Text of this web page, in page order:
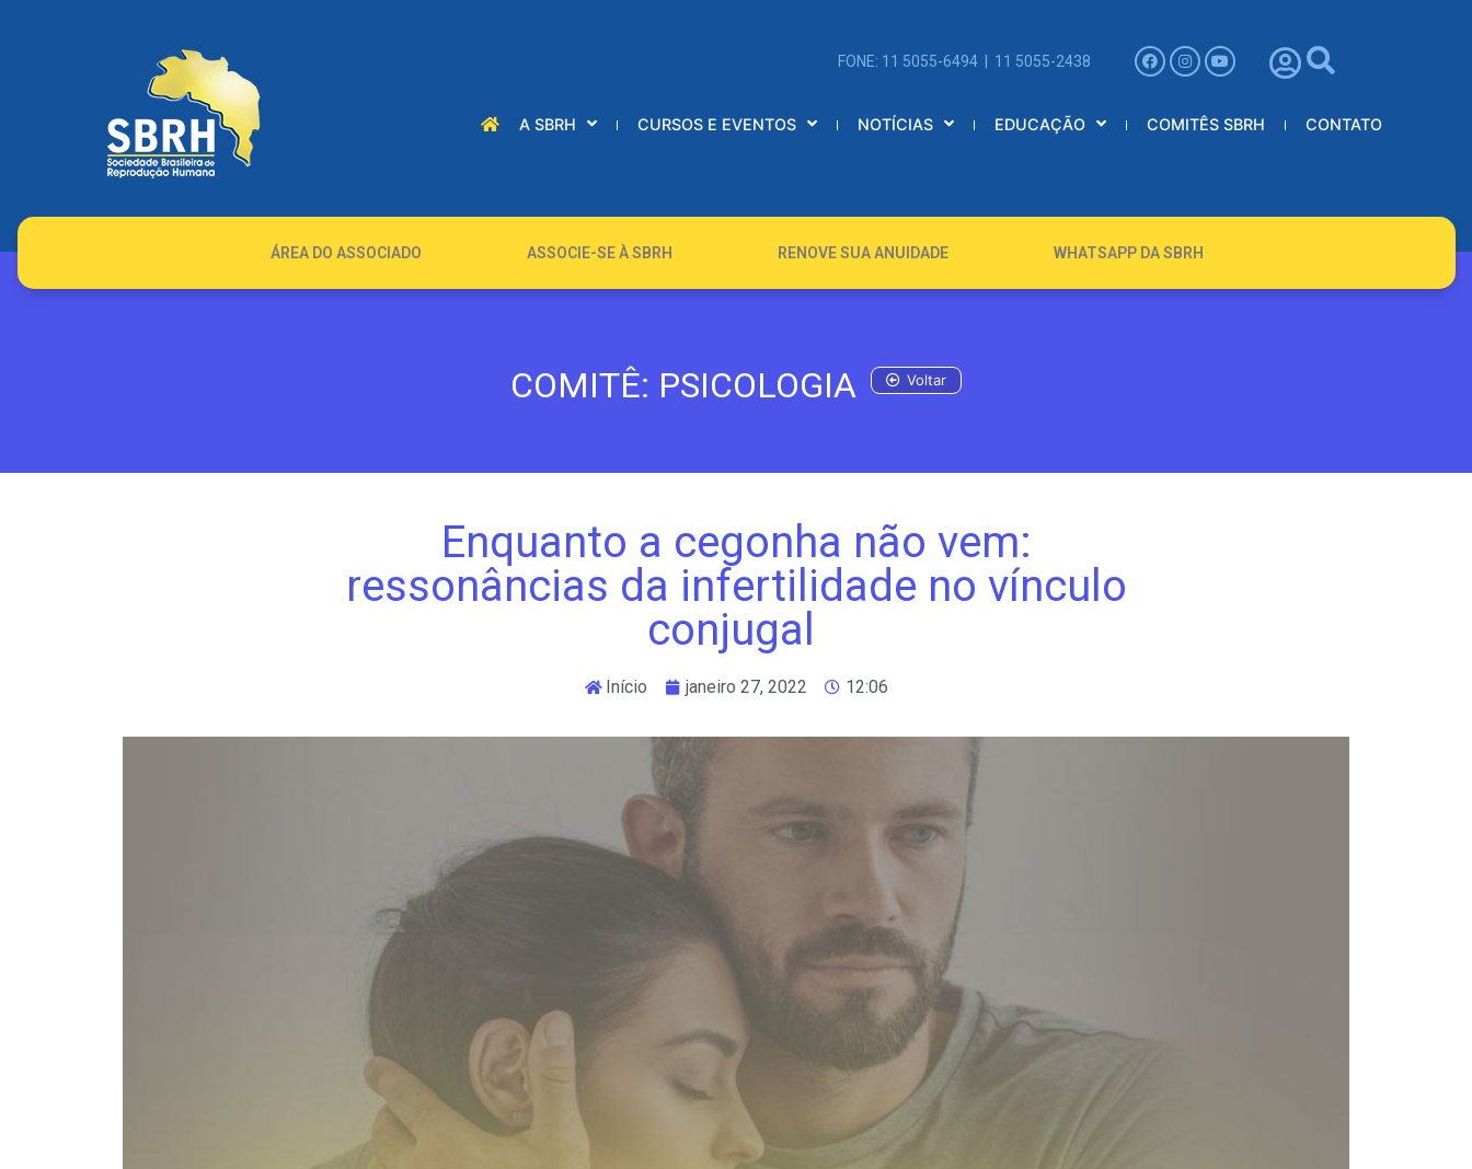
FONE: 11 5055-6494 | 11 5055-2438
A SBRH CURSOS E EVENTOS NOTÍCIAS EDUCAÇÃO COMITÊS SBRH CONTATO
ÁREA DO ASSOCIADO ASSOCIE-SE À SBRH RENOVE SUA ANUIDADE WHATSAPP DA SBRH
COMITÊ: PSICOLOGIA Voltar
Enquanto a cegonha não vem:
ressonâncias da infertilidade no vínculo
conjugal
Início janeiro 27, 2022 12:06